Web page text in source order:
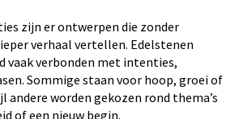
zijn er ontwerpen die zonder
verhaal vertellen. Edelstenen
vaak verbonden met intenties,
Sommige staan voor hoop, groei of
andere worden gekozen rond thema’s
of een nieuw begin.